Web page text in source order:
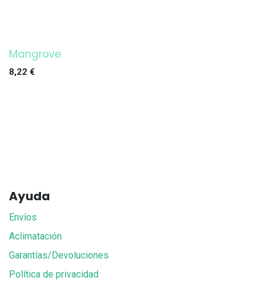
Mangrove
8,22 €
Ayuda
Envíos
Aclimatación
Garantías/Devoluciones
Política de privacidad